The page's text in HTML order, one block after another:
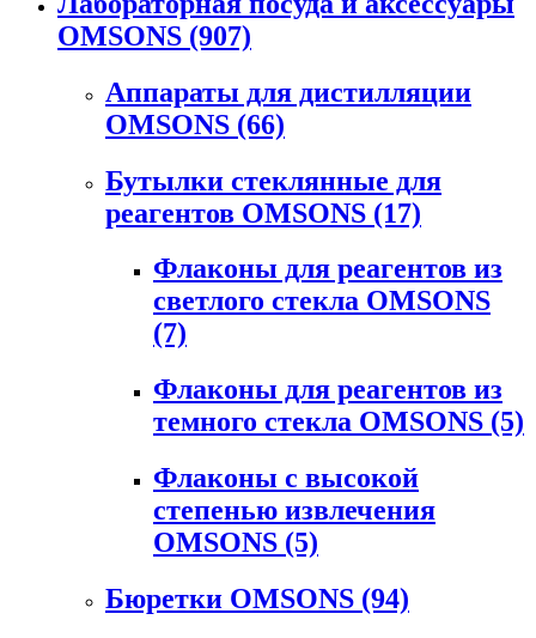
OMSONS (907)
Аппараты для дистилляции
OMSONS (66)
Бутылки стеклянные для
реагентов OMSONS (17)
Флаконы для реагентов из
светлого стекла OMSONS
(7)
Флаконы для реагентов из
темного стекла OMSONS (5)
Флаконы с высокой
степенью извлечения
OMSONS (5)
Бюретки OMSONS (94)